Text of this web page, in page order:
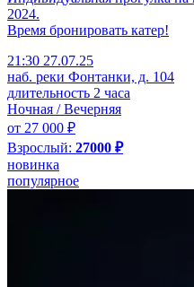
2024.
Время бронировать катер!
21:30 27.07.25
наб. реки Фонтанки, д. 104
длительность 2 часа
Ночная / Вечерняя
от 27 000 ₽
Взрослый: 27000 ₽
новинка
популярное